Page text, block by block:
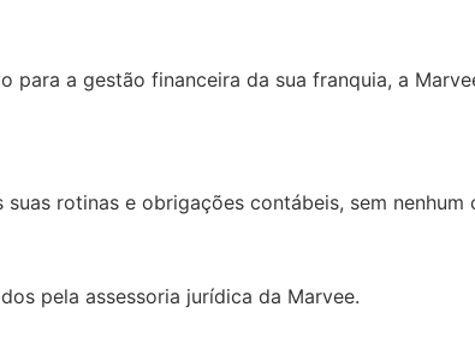
para a gestão financeira da sua franquia, a
rotinas e obrigações contábeis, sem nenhum
pela assessoria jurídica da Marvee.